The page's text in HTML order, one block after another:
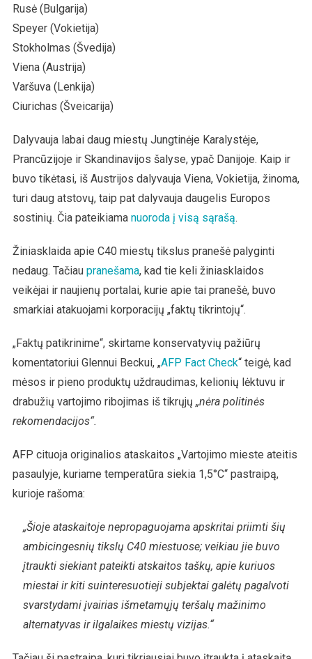
Rusė (Bulgarija)
Speyer (Vokietija)
Stokholmas (Švedija)
Viena (Austrija)
Varšuva (Lenkija)
Ciurichas (Šveicarija)
Dalyvauja labai daug miestų Jungtinėje Karalystėje,
Prancūzijoje ir Skandinavijos šalyse, ypač Danijoje. Kaip ir
buvo tikėtasi, iš Austrijos dalyvauja Viena, Vokietija, žinoma,
turi daug atstovų, taip pat dalyvauja daugelis Europos
sostinių. Čia pateikiama nuoroda į visą sąrašą.
Žiniasklaida apie C40 miestų tikslus pranešė palyginti
nedaug. Tačiau pranešama, kad tie keli žiniasklaidos
veikėjai ir naujienų portalai, kurie apie tai pranešė, buvo
smarkiai atakuojami korporacijų „faktų tikrintojų“.
„Faktų patikrinime“, skirtame konservatyvių pažiūrų
komentatoriui Glennui Beckui, „AFP Fact Check“ teigė, kad
mėsos ir pieno produktų uždraudimas, kelionių lėktuvu ir
drabužių vartojimo ribojimas iš tikrųjų „nėra politinės
rekomendacijos“.
AFP cituoja originalios ataskaitos „Vartojimo mieste ateitis
pasaulyje, kuriame temperatūra siekia 1,5°C“ pastraipą,
kurioje rašoma:
„Šioje ataskaitoje nepropaguojama apskritai priimti šių
ambicingesnių tikslų C40 miestuose; veikiau jie buvo
įtraukti siekiant pateikti atskaitos taškų, apie kuriuos
miestai ir kiti suinteresuotieji subjektai galėtų pagalvoti
svarstydami įvairias išmetamųjų teršalų mažinimo
alternatyvas ir ilgalaikes miestų vizijas.“